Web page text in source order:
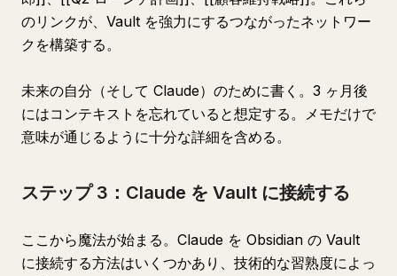
のリンクが、Vault を強力にするつながったネットワー
クを構築する。
未来の自分（そして Claude）のために書く。3 ヶ月後
にはコンテキストを忘れていると想定する。メモだけで
意味が通じるように十分な詳細を含める。
ステップ 3：Claude を Vault に接続する
ここから魔法が始まる。Claude を Obsidian の Vault
に接続する方法はいくつかあり、技術的な習熟度によっ